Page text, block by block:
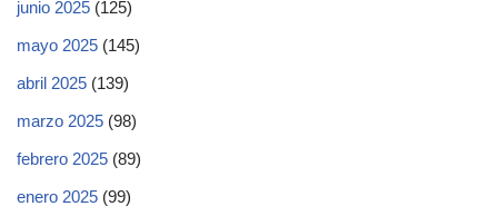
junio 2025 (125)
mayo 2025 (145)
abril 2025 (139)
marzo 2025 (98)
febrero 2025 (89)
enero 2025 (99)